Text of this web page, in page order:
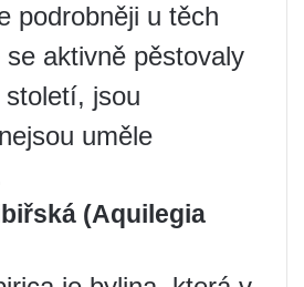
podrobněji u těch
aktivně pěstovaly
jsou
uměle
(Aquilegia